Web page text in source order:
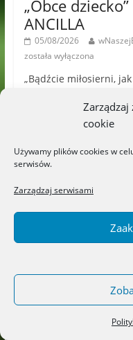
cookie
Używamy plików cookies w
serwisów.
Zarządzaj serwisami
„Obce
ANCILLA
05/08/2026
została wyłączona
„Bądźcie miłosierni,
będziecie potępieni;